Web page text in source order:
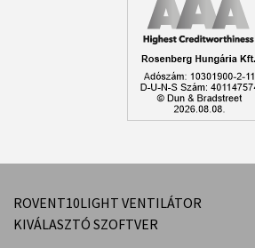
ROVENT10LIGHT VENTILÁTOR
KIVÁLASZTÓ SZOFTVER